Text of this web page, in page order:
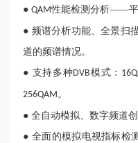
●QAM性能检测分析——平
● 频谱分析功能、全景扫
道的频谱情况。
● 支持多种DVB模式：
256QAM 。
● 全自动模拟、数字频道
● 全面的模拟电视指标检